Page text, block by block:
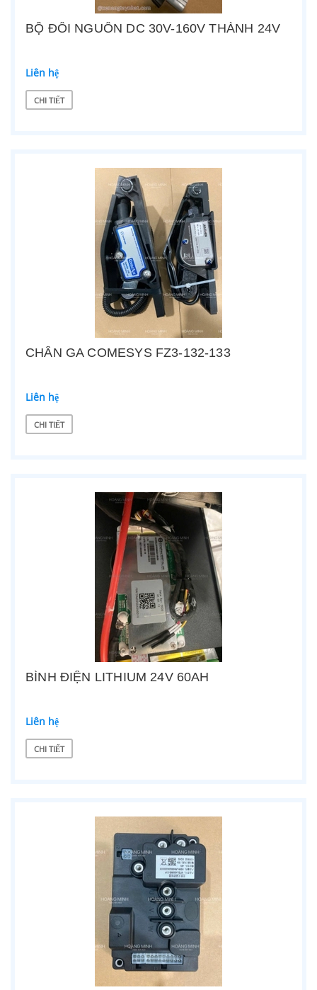
BỘ ĐỔI NGUỒN DC 30V-160V THÀNH 24V
Liên hệ
CHI TIẾT
CHÂN GA COMESYS FZ3-132-133
Liên hệ
CHI TIẾT
BÌNH ĐIỆN LITHIUM 24V 60AH
Liên hệ
CHI TIẾT